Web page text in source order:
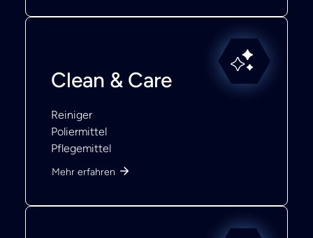
Clean & Care
Reiniger
Poliermittel
Pflegemittel
Mehr erfahren